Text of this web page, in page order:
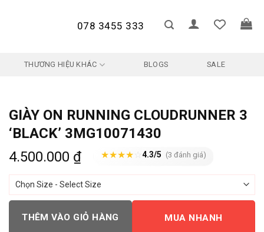
078 3455 333
THƯƠNG HIỆU KHÁC BLOGS SALE
GIÀY ON RUNNING CLOUDRUNNER 3
‘BLACK’ 3MG10071430
4.500.000 ₫ ★★★★ 4.3/5 (3 đánh giá)
THÊM VÀO GIỎ HÀNG MUA NHANH